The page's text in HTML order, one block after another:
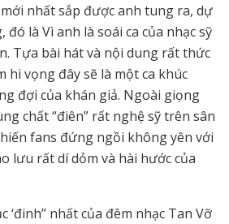
nhất sắp được anh tung ra, dự
đó là Vì anh là soái ca của nhạc sỹ
Tựa bài hát và nội dung rất thức
hi vọng đây sẽ là một ca khúc
đợi của khán giả. Ngoài giọng
chất “điên” rất nghệ sỹ trên sân
fans đứng ngồi không yên với
lưu rất dí dỏm và hài hước của
‘đinh” nhất của đêm nhạc Tan Vỡ